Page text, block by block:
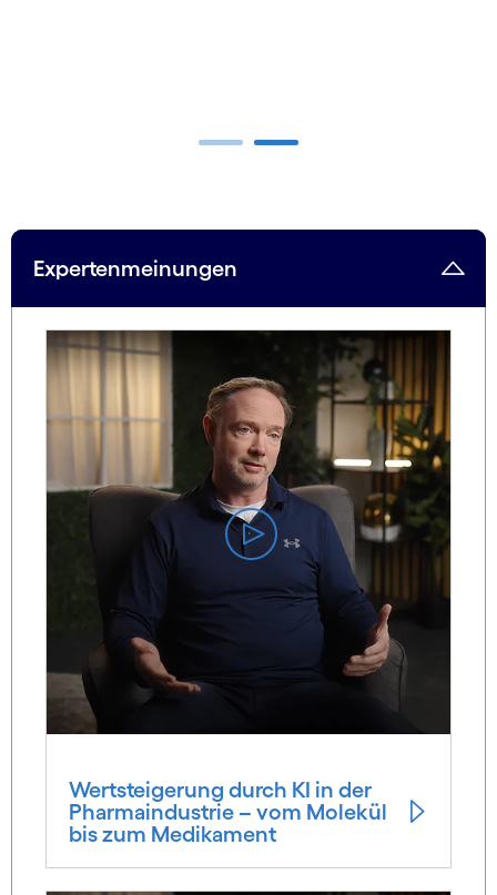
Expertenmeinungen
Wertsteigerung durch KI in der
Pharmaindustrie – vom Molekül
bis zum Medikament